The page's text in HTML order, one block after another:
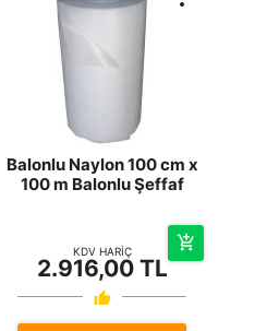
Balonlu Naylon 100 cm x
100 m Balonlu Şeffaf
KDV HARİÇ
2.916,00 TL